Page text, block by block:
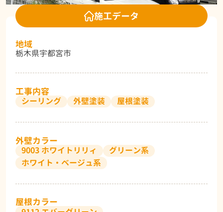
施工データ
地域
栃木県宇都宮市
工事内容
シーリング 外壁塗装 屋根塗装
外壁カラー
9003 ホワイトリリィ
グリーン系
ホワイト・ベージュ系
屋根カラー